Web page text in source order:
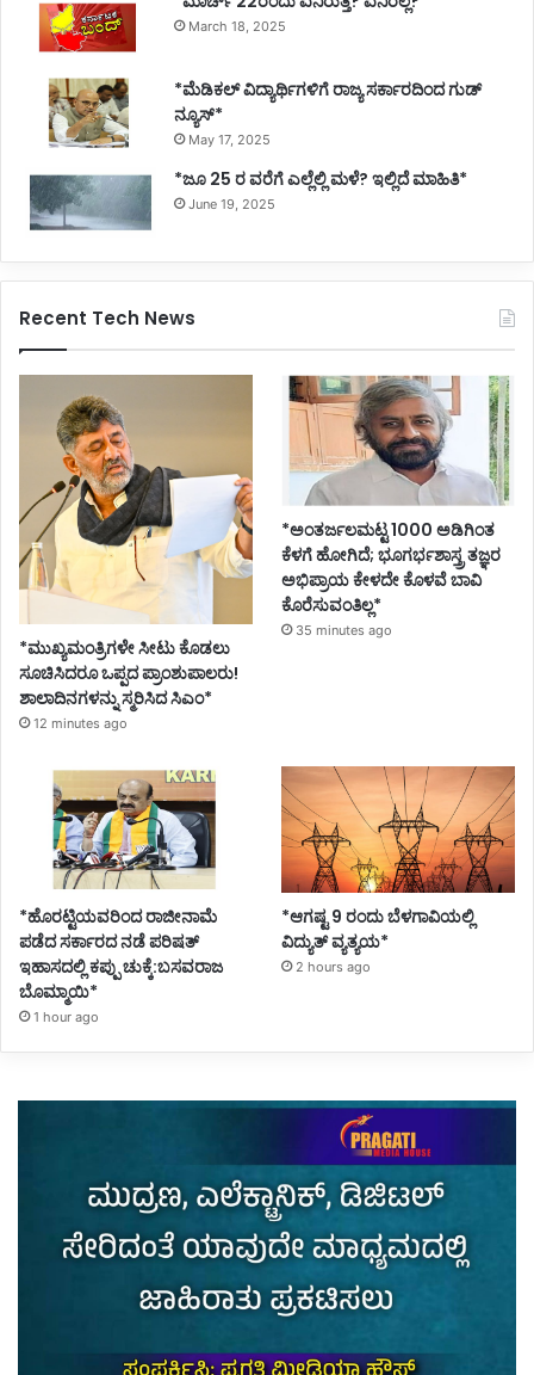
March 18, 2025
*ಮೆಡಿಕಲ್ ವಿದ್ಯಾರ್ಥಿಗಳಿಗೆ ರಾಜ್ಯ ಸರ್ಕಾರದಿಂದ ಗುಡ್
ನ್ಯೂಸ್*
May 17, 2025
*ಜೂ 25 ರ ವರೆಗೆ ಎಲ್ಲೆಲ್ಲಿ ಮಳೆ? ಇಲ್ಲಿದೆ ಮಾಹಿತಿ*
June 19, 2025
Recent Tech News
*ಮುಖ್ಯಮಂತ್ರಿಗಳೇ ಸೀಟು ಕೊಡಲು
ಸೂಚಿಸಿದರೂ ಒಪ್ಪದ ಪ್ರಾಂಶುಪಾಲರು!
ಶಾಲಾದಿನಗಳನ್ನು ಸ್ಮರಿಸಿದ ಸಿಎಂ*
12 minutes ago
*ಅಂತರ್ಜಲಮಟ್ಟ 1000 ಅಡಿಗಿಂತ
ಕೆಳಗೆ ಹೋಗಿದೆ; ಭೂಗರ್ಭಶಾಸ್ತ್ರ ತಜ್ಞರ
ಅಭಿಪ್ರಾಯ ಕೇಳದೇ ಕೊಳವೆ ಬಾವಿ
ಕೊರೆಸುವಂತಿಲ್ಲ*
35 minutes ago
*ಹೊರಟ್ಟಿಯವರಿಂದ ರಾಜೀನಾಮೆ
ಪಡೆದ ಸರ್ಕಾರದ ನಡೆ ಪರಿಷತ್
ಇಹಾಸದಲ್ಲಿ ಕಪ್ಪು ಚುಕ್ಕೆ:ಬಸವರಾಜ
ಬೊಮ್ಮಾಯಿ*
1 hour ago
*ಆಗಷ್ಟ 9 ರಂದು ಬೆಳಗಾವಿಯಲ್ಲಿ
ವಿದ್ಯುತ್ ವ್ಯತ್ಯಯ*
2 hours ago